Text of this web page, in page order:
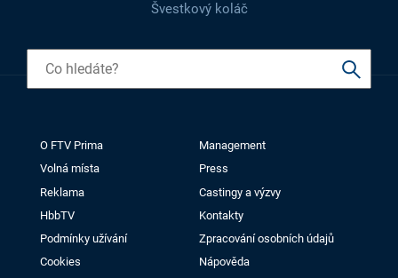
Švestkový koláč
O FTV Prima
Management
Volná místa
Press
Reklama
Castingy a výzvy
HbbTV
Kontakty
Podmínky užívání
Zpracování osobních údajů
Cookies
Nápověda